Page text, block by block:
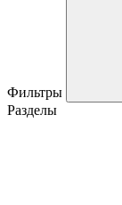
Фильтры
Разделы